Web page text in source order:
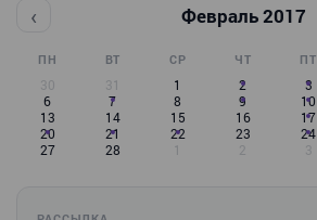
‹ Февраль 2017
ПН ВТ СР ЧТ ПТ
30 31 1 2 3
6
7 8 9 10
13
14 15 16 17
20
21 22 23 24
27
28 1 2 3